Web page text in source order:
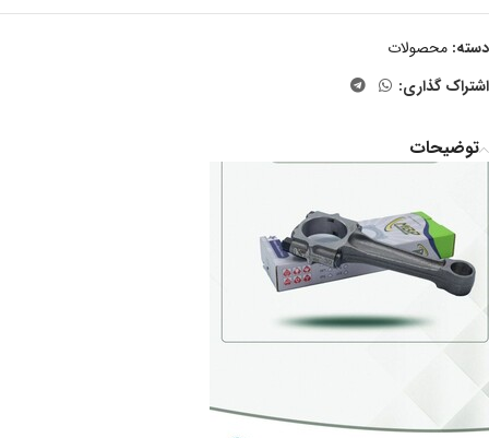
دسته: محصولات
اشتراک گذاری:
توضیحات